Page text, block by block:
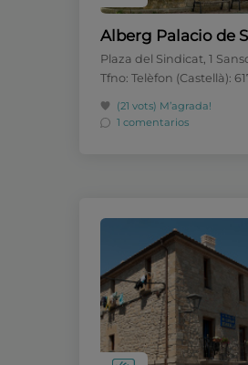
Alberg Palacio de
Plaza del Sindicat, 1
Tfno: Telèfon (Castellà):
(21 vots) M’agrada!
1 comentarios